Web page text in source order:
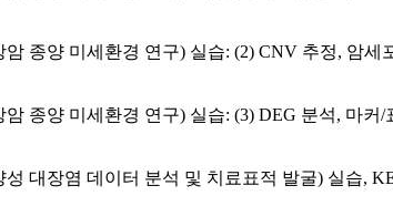
종양 미세환경 연구) 실습: (2) CNV 추정, 암세
종양 미세환경 연구) 실습: (3) DEG 분석, 마커
대장염 데이터 분석 및 치료표적 발굴) 실습,